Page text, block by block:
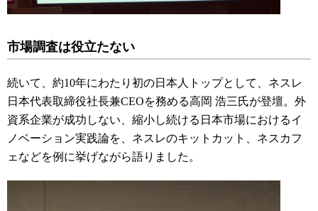
市場調査は役立たない
続いて、約10年にわたり初の日本人トップとして、ネスレ
日本代表取締役社長兼CEOを務める高岡 浩三氏が登壇。外
資系企業が成功しない、縮小し続ける日本市場におけるイ
ノベーション実践論を、ネスレのキットカット、ネスカフ
ェなどを例に挙げながら語りました。